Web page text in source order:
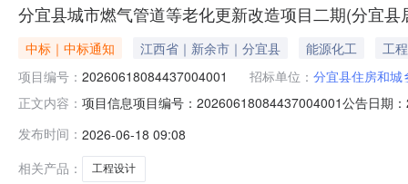
分宜县城市燃气管道等老化更新改造项目二期(分宜
中标｜中标通知 江西省｜新余市｜分宜县 能源化工
工程
项目编号： 20260618084437004001 招标单位： 分宜县住房和城
正文内容： 项目信息项目编号：20260618084437004001公告日期
备注：本项目为分宜县中心城区天然气管网空白区域燃
发布时间： 2026-06-18 09:08
相关产品：
工程设计